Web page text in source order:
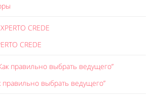
CREDE
выбрать ведущего”